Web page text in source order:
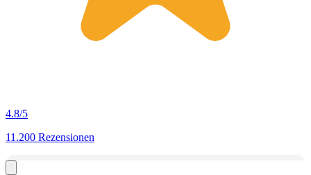
4.8/5
11.200 Rezensionen